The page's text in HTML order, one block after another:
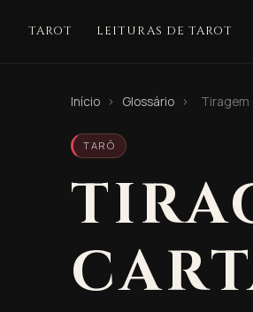
TAROT LEITURAS DE TAROT
Início › Glossário › Tiragem
TARÔ